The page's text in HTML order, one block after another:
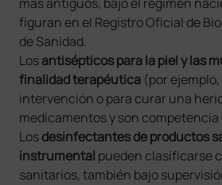
figuran en el Registro Oficial de
de Sanidad.
Losantisépticos para la piel y las
finalidad terapéutica (por
intervención o para curar una
medicamentos y son competencia
Losdesinfectantes de productos
instrumental pueden clasificarse
sanitarios, también bajo